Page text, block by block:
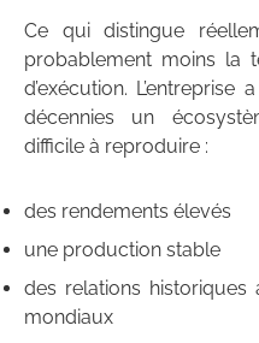
Ce qui distingue
probablement moins la
d’exécution.
décennies un
difficile à reproduire :
des rendements élevés
une production stable
des relations
mondiaux